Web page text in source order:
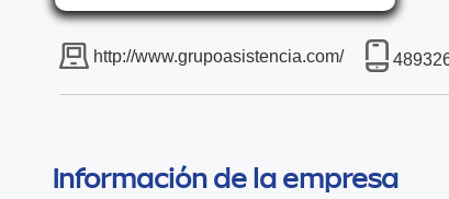
http://www.grupoasistencia.com/
Información de la empresa